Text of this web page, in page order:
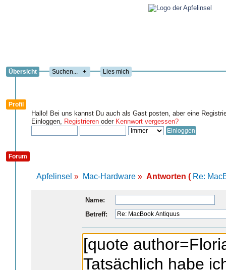
Übersicht + Lies mich
Profil
Hallo! Bei uns kannst Du auch als Gast posten, aber eine
Einloggen, Registrieren oder Kennwort vergessen?
Forum
Apfelinsel » Mac-Hardware » Antworten ( Re:
Name:
Betreff: